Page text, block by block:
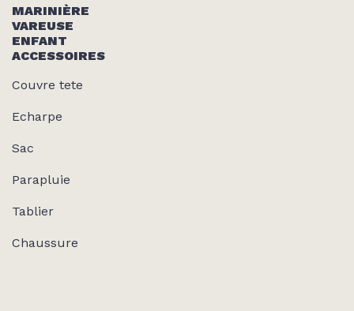
MARINIÈRE
VAREUSE
ENFANT
ACCESSOIRES
Couvre tete
Echarpe
Sac
Parapluie
Tablier
Chaussure